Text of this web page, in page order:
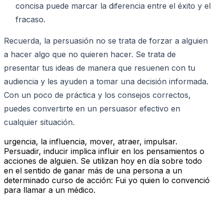
concisa puede marcar la diferencia entre el éxito y el
fracaso.
Recuerda, la persuasión no se trata de forzar a alguien
a hacer algo que no quieren hacer. Se trata de
presentar tus ideas de manera que resuenen con tu
audiencia y les ayuden a tomar una decisión informada.
Con un poco de práctica y los consejos correctos,
puedes convertirte en un persuasor efectivo en
cualquier situación.
urgencia, la influencia, mover, atraer, impulsar.
Persuadir, inducir implica influir en los pensamientos o
acciones de alguien. Se utilizan hoy en día sobre todo
en el sentido de ganar más de una persona a un
determinado curso de acción: Fui yo quien lo convenció
para llamar a un médico.